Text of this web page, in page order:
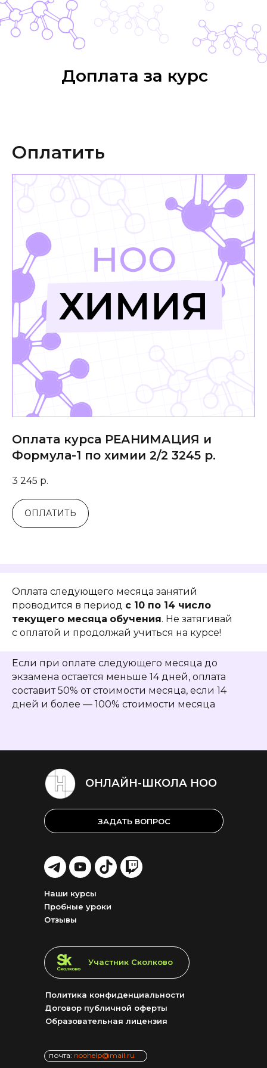
Доплата за курс
Оплатить
Оплата курса РЕАНИМАЦИЯ и
Формула-1 по химии 2/2 3245 р.
3 245 р.
ОПЛАТИТЬ
Оплата следующего месяца занятий
проводится в период с 10 по 14 число
текущего месяца обучения. Не затягивай
с оплатой и продолжай учиться на курсе!
Если при оплате следующего месяца до
экзамена остается меньше 14 дней, оплата
составит 50% от стоимости месяца, если 14
дней и более — 100% стоимости месяца
ОНЛАЙН-ШКОЛА НОО
почта: noohelp@mail.ru
LET'S
GO!
LET'S
GO!
LET'S
GO!
LET'S
GO!
Образовательная лицензия
Договор публичной оферты
Политика конфиденциальности
Отзывы
Пробные уроки
Наши курсы
ЗАДАТЬ ВОПРОС
Участник Сколково
LET'S GO!